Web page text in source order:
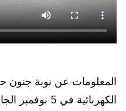
الكهربائية في